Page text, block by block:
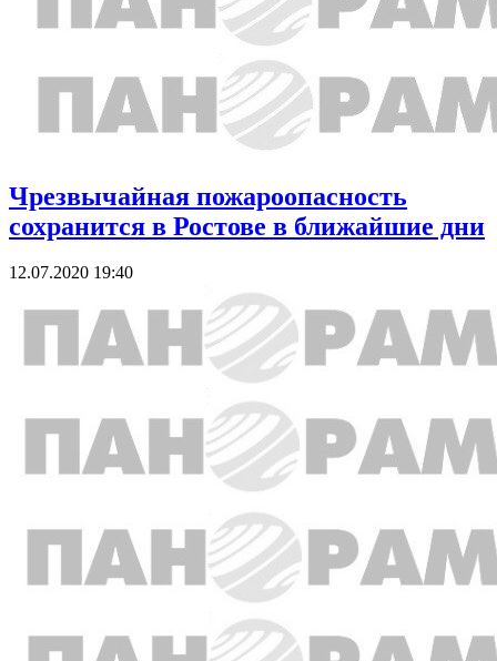
Чрезвычайная пожароопасность
сохранится в Ростове в ближайшие дни
12.07.2020 19:40